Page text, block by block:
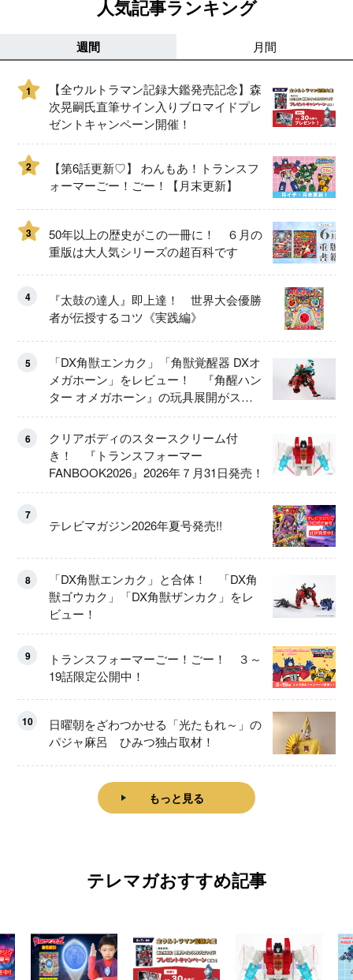
人気記事ランキング
週間 月間
1
【全ウルトラマン記録大鑑発売記念】森
次晃嗣氏直筆サイン入りブロマイドプレ
ゼントキャンペーン開催！
2
【第6話更新♡】 わんもあ！トランスフ
ォーマーごー！ごー！【月末更新】
3
50年以上の歴史がこの一冊に！ ６月の
重版は大人気シリーズの超百科です
4
『太鼓の達人』即上達！ 世界大会優勝
者が伝授するコツ《実践編》
5
「DX角獣エンカク」「角獣覚醒器 DXオ
メガホーン」をレビュー！ 『角醒ハン
ター オメガホーン』の玩具展開がスタ
ート！
6
クリアボディのスタースクリーム付
き！ 『トランスフォーマー
FANBOOK2026』2026年７月31日発売！
7
テレビマガジン2026年夏号発売!!
8
「DX角獣エンカク」と合体！ 「DX角
獣ゴウカク」「DX角獣ザンカク」をレ
ビュー！
9
トランスフォーマーごー！ごー！ ３～
19話限定公開中！
10
日曜朝をざわつかせる「光たもれ～」の
パジャ麻呂 ひみつ独占取材！
もっと見る
テレマガおすすめ記事